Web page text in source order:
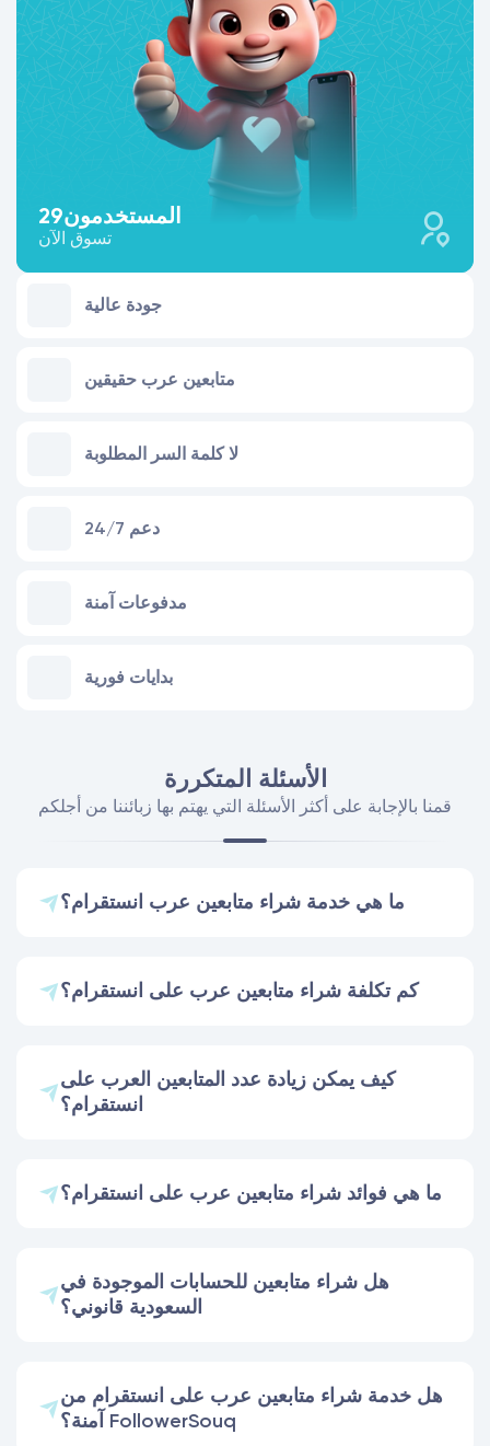
29المستخدمون
تسوق الآن
جودة عالية
متابعين عرب حقيقين
لا كلمة السر المطلوبة
24/7 دعم
مدفوعات آمنة
بدايات فورية
الأسئلة المتكررة
قمنا بالإجابة على أكثر الأسئلة التي يهتم بها زبائننا من أجلكم
ما هي خدمة شراء متابعين عرب انستقرام؟
كم تكلفة شراء متابعين عرب على انستقرام؟
كيف يمكن زيادة عدد المتابعين العرب على
انستقرام؟
ما هي فوائد شراء متابعين عرب على انستقرام؟
هل شراء متابعين للحسابات الموجودة في
السعودية قانوني؟
هل خدمة شراء متابعين عرب على انستقرام من
آمنة؟ FollowerSouq